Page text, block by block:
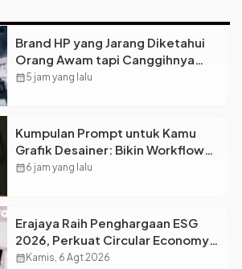
Brand HP yang Jarang Diketahui
Orang Awam tapi Canggihnya
Kebangetan
calendar_month5 jam yang lalu
Kumpulan Prompt untuk Kamu
Grafik Desainer: Bikin Workflow
Kreatif Jadi Super Cepat!
calendar_month6 jam yang lalu
Erajaya Raih Penghargaan ESG
2026, Perkuat Circular Economy
Lewat Pengelolaan Limbah
calendar_month Kamis, 6 Agt 2026